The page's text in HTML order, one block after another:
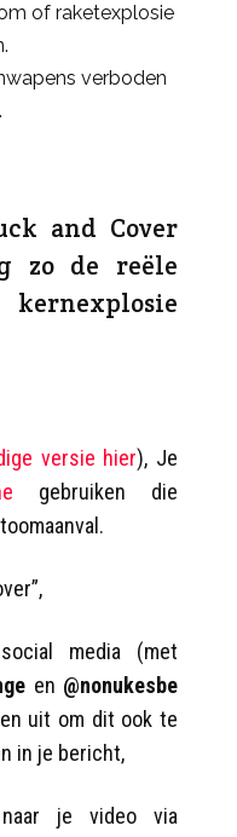
of raketexplosie
verboden
and Cover
zo de reële
versie hier), Je
gebruiken die
media (met
en @nonukesbe
uit om dit ook te
in je bericht,
je video via